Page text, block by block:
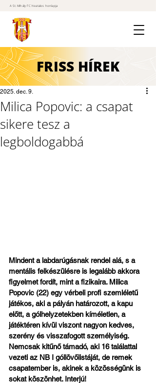
A St. Mihály FC hivatalos honlapja
FRISS HÍREK
Milica Popovic: a csapat
sikere tesz a
legboldogabbá
2025. dec. 9.
Mindent a labdarúgásnak rendel alá, s a
mentális felkészülésre is legalább akkora
figyelmet fordít, mint a fizikaira. Milica
Popovic (22) egy vérbeli profi szemléletű
játékos, aki a pályán határozott, a kapu
előtt, a gólhelyzetekben kíméletlen, a
játéktéren kívül viszont nagyon kedves,
szerény és visszafogott személyiség.
Nemcsak kitűnő támadó, aki 16 találattal
vezeti az NB I góllövőlistáját, de remek
csapatember is, akinek a közösségünk is
sokat köszönhet. Interjú!